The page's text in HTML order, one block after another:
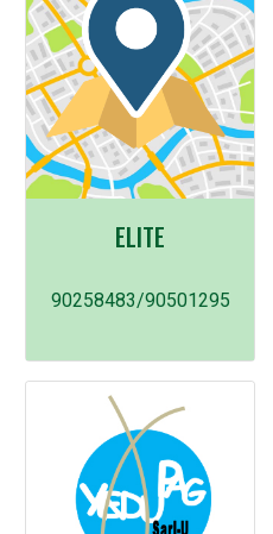
ELITE
90258483/90501295